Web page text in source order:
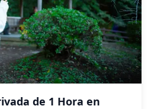
c4f5ce36-ff8a-48e3-af80-
064cc516-8fb0-4bed-b4af-
evocar una atmósfera
se pueden realizar ajustes en el
sus
Wakura y Hakui a través
◆ Información
a la hora de la reunión
de la sesión y la cantidad de
reducirse. ・Si se pronostica
3 días antes de la fecha
de 1 Hora en